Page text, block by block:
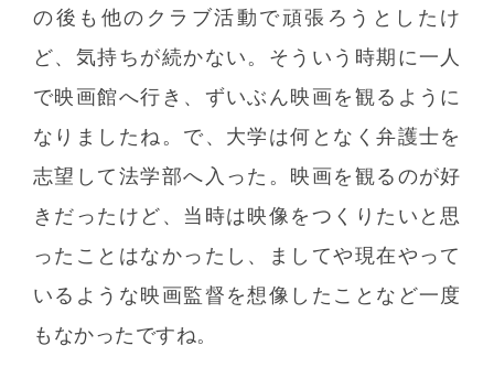
の後も他のクラブ活動で頑張ろうとしたけ
ど、気持ちが続かない。そういう時期に一人
で映画館へ行き、ずいぶん映画を観るように
なりましたね。で、大学は何となく弁護士を
志望して法学部へ入った。映画を観るのが好
きだったけど、当時は映像をつくりたいと思
ったことはなかったし、ましてや現在やって
いるような映画監督を想像したことなど一度
もなかったですね。